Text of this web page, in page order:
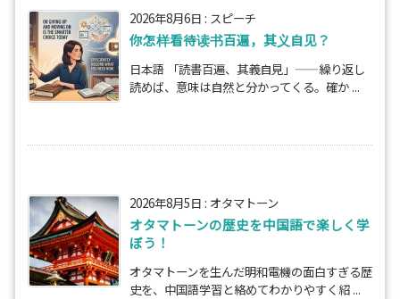
2026年8月6日 : スピーチ
你怎样看待读书百遍，其义自见？
日本語 「読書百遍、其義自見」——繰り返し
読めば、意味は自然と分かってくる。確か ...
2026年8月5日 : オタマトーン
オタマトーンの歴史を中国語で楽しく学
ぼう！
オタマトーンを生んだ明和電機の面白すぎる歴
史を、中国語学習と絡めてわかりやすく紹 ...